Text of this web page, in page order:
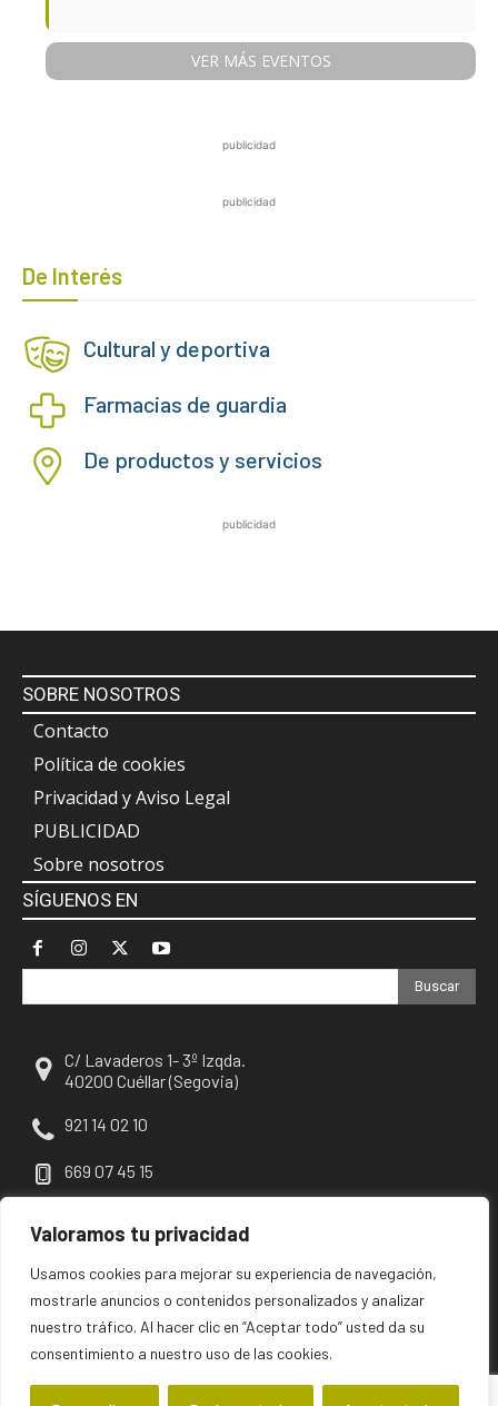
Valoramos tu privacidad
Usamos cookies para mejorar su experiencia de navegación,
mostrarle anuncios o contenidos personalizados y analizar
nuestro tráfico. Al hacer clic en “Aceptar todo” usted da su
consentimiento a nuestro uso de las cookies.
VER MÁS EVENTOS
publicidad
publicidad
De Interés
Cultural y deportiva
Farmacias de guardia
De productos y servicios
publicidad
SOBRE NOSOTROS
Contacto
Política de cookies
Privacidad y Aviso Legal
PUBLICIDAD
Sobre nosotros
SÍGUENOS EN
Buscar
C/ Lavaderos 1- 3º Izqda.
40200 Cuéllar (Segovia)
921 14 02 10
669 07 45 15